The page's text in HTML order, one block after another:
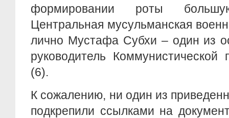
формировании роты
Центральная мусульманская
лично Мустафа Субхи – один из
руководитель
(6).
К сожалению, ни один из
подкрепили ссылками на